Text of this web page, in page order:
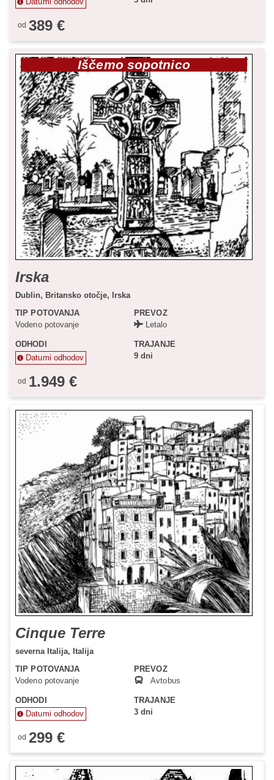
Status je informativen. Lahko se spremeni glede na dinamiko
od 389 €
Iščemo sopotnico
Irska
Dublin, Britansko otočje, Irska
TIP POTOVANJA
Vodeno potovanje
PREVOZ
Letalo
ODHODI
Datumi odhodov
Status je informativen. Lahko se spremeni glede na dinamiko
TRAJANJE
9 dni
od 1.949 €
Cinque Terre
severna Italija, Italija
TIP POTOVANJA
Vodeno potovanje
PREVOZ
Avtobus
ODHODI
Datumi odhodov
Status je informativen. Lahko se spremeni glede na dinamiko
TRAJANJE
3 dni
od 299 €